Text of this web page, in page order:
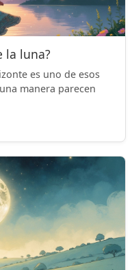
la luna?
es uno de esos
manera parecen